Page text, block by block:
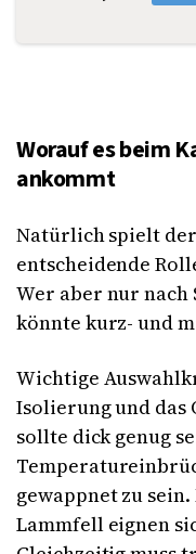
Worauf es beim
ankommt
Natürlich spielt der
entscheidende
Wer aber nur nach
könnte kurz- und
Wichtige
Isolierung und
sollte dick genug
gewappnet zu
Lammfell eignen